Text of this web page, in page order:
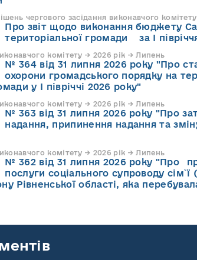
чергового засідання виконавчого комітету
Про звіт щодо виконання бюджету
територіальної громади за І
комітету → 2026 рік → Липень
№ 364 від 31 липня 2026 року "Про
охорони громадського порядку на
у І півріччі 2026 року"
комітету → 2026 рік → Липень
№ 363 від 31 липня 2026 року "Про
надання, припинення надання та
комітету → 2026 рік → Липень
№ 362 від 31 липня 2026 року "Про
послуги соціального супроводу
Рівненської області, яка